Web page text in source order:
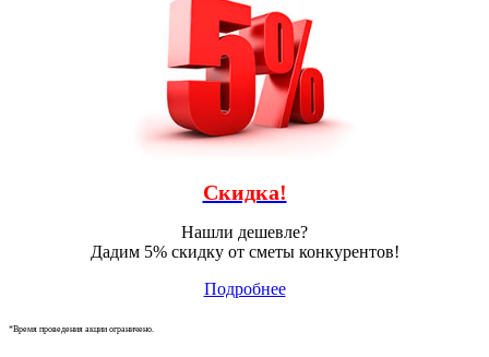
Скидка!
Нашли дешевле?
Дадим 5% скидку от сметы конкурентов!
Подробнее
*Время проведения акции ограничено.